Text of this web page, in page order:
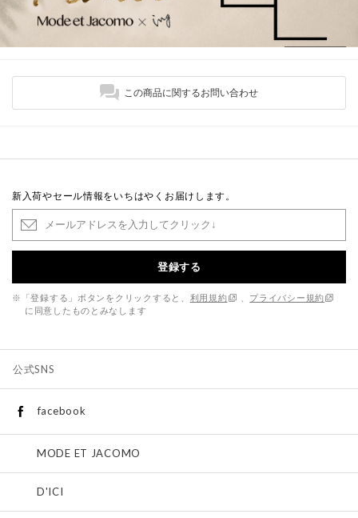
この商品に関するお問い合わせ
新入荷やセール情報をいちはやくお届けします。
登録する
※「登録する」ボタンをクリックすると、 利用規約
プライバシー規約
に同意したものとみなします
公式SNS
facebook
MODE ET JACOMO
D'ICI